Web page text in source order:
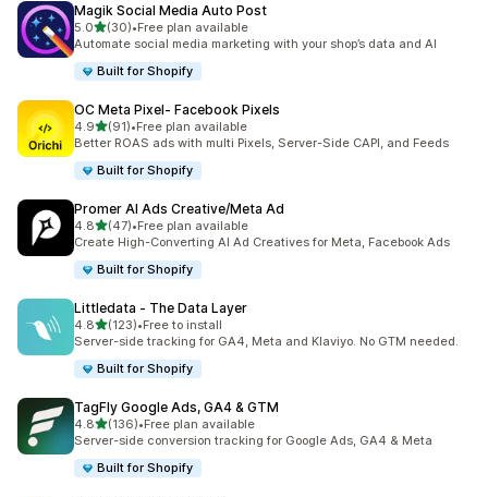
Magik Social Media Auto Post
5.0滿分 5 顆星
(30)
共有 30 則評價
•Free plan available
Automate social media marketing with your shop’s data and AI
Built for Shopify
OC Meta Pixel‑ Facebook Pixels
4.9滿分 5 顆星
(91)
共有 91 則評價
•Free plan available
Better ROAS ads with multi Pixels, Server-Side CAPI, and Feeds
Built for Shopify
Promer AI Ads Creative/Meta Ad
4.8滿分 5 顆星
(47)
共有 47 則評價
•Free plan available
Create High-Converting AI Ad Creatives for Meta, Facebook Ads
Built for Shopify
Littledata ‑ The Data Layer
4.8滿分 5 顆星
(123)
共有 123 則評價
•Free to install
Server-side tracking for GA4, Meta and Klaviyo. No GTM needed.
Built for Shopify
TagFly Google Ads, GA4 & GTM
4.8滿分 5 顆星
(136)
共有 136 則評價
•Free plan available
Server-side conversion tracking for Google Ads, GA4 & Meta
Built for Shopify